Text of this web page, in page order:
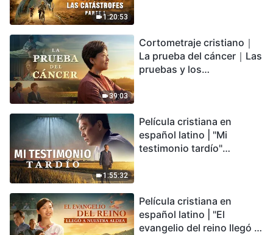
1:20:53
encontrarás refugio?
39:03
Cortometraje cristiano｜
La prueba del cáncer｜Las
pruebas y los
1:55:32
Película cristiana en
español latino | "Mi
testimonio tardío"
conmovedor
Película cristiana en
español latino | "El
evangelio del reino llegó a